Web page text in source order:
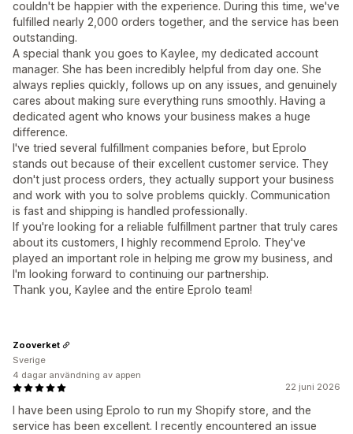
couldn't be happier with the experience. During this time, we've
fulfilled nearly 2,000 orders together, and the service has been
outstanding.
A special thank you goes to Kaylee, my dedicated account
manager. She has been incredibly helpful from day one. She
always replies quickly, follows up on any issues, and genuinely
cares about making sure everything runs smoothly. Having a
dedicated agent who knows your business makes a huge
difference.
I've tried several fulfillment companies before, but Eprolo
stands out because of their excellent customer service. They
don't just process orders, they actually support your business
and work with you to solve problems quickly. Communication
is fast and shipping is handled professionally.
If you're looking for a reliable fulfillment partner that truly cares
about its customers, I highly recommend Eprolo. They've
played an important role in helping me grow my business, and
I'm looking forward to continuing our partnership.
Thank you, Kaylee and the entire Eprolo team!
22 juni 2026
I have been using Eprolo to run my Shopify store, and the
service has been excellent. I recently encountered an issue
Zooverket
Sverige
4 dagar användning av appen